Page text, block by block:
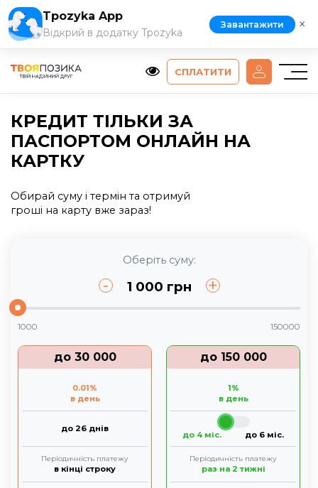
СПЛАТИТИ
КРЕДИТ ТІЛЬКИ ЗА
ПАСПОРТОМ ОНЛАЙН НА
КАРТКУ
Обирай суму і термін та отримуй
гроші на карту вже зараз!
Оберіть суму:
- 1 000 грн +
1000 150000
до 30 000
0.01%
в день
до 26 днів
Періодичність платежу
в кінці строку
до 150 000
1%
в день
до 4 міс. до 6 міс.
Періодичність платежу
раз на 2 тижні
Tpozyka App
Відкрий в додатку Tpozyka
Завантажити ×